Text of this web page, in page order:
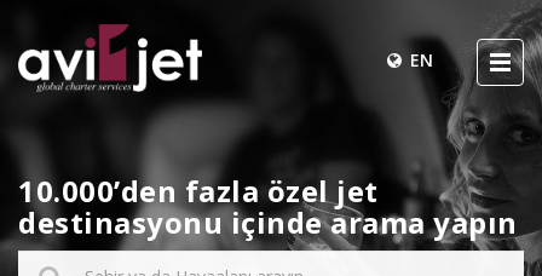
EN
10.000’den fazla özel jet
destinasyonu içinde arama yapın